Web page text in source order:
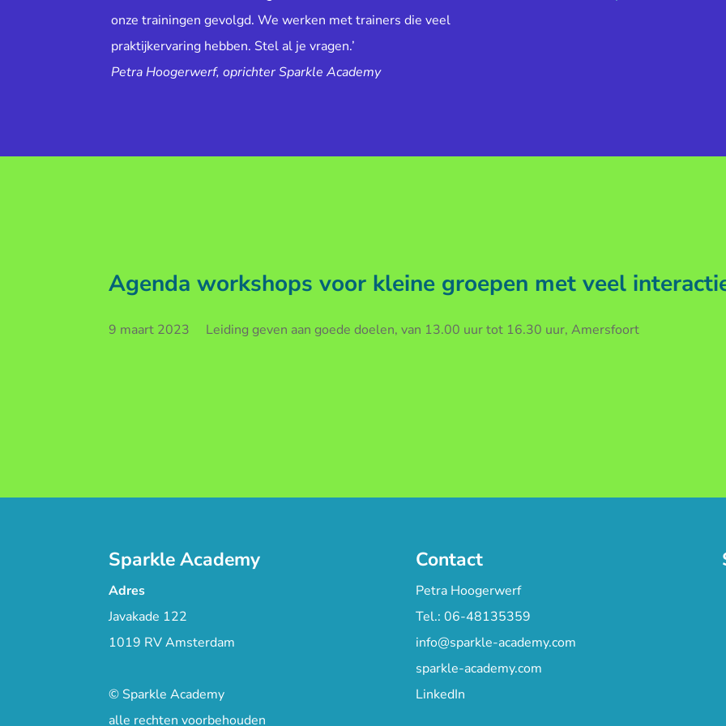
onze trainingen gevolgd. We werken met trainers die veel
praktijkervaring hebben. Stel al je vragen.’
Petra Hoogerwerf, oprichter Sparkle Academy
Agenda workshops voor kleine groepen met veel
9 maart 2023 Leiding geven aan goede doelen, van 13.00 uur tot 16.30 uur, Amersfoort
Sparkle Academy
Adres
Javakade 122
1019 RV Amsterdam
© Sparkle Academy
alle rechten voorbehouden
Contact
Petra Hoogerwerf
Tel.: 06-48135359
info@sparkle-academy.com
sparkle-academy.com
LinkedIn